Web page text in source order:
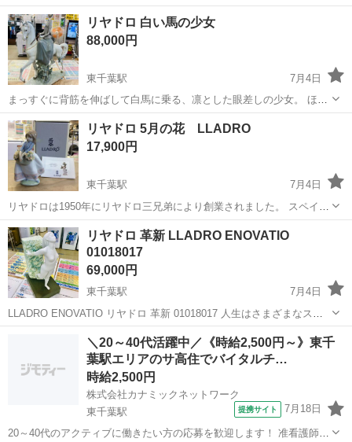
す。 鳩の力強さと柔らかさ、花びら1枚1枚にまでこだわった、美しく
繊細な作りになっています。 LLADRO Petals of Peace Dove...
千葉 千葉市 東千葉駅 インテリア雑貨/小物
リヤドロ 白い馬の少女
88,000円
東千葉駅
7月4日
まっすぐに背筋を伸ばして白馬に乗る、凛とした眼差しの少女。 ほっ
そりとしたフォルムや淡い色彩は1960年代から70年代にかけて確立さ
れ 「リヤドロ・スタイル」としてリヤドロの名を世に知らしめるよう
になった特徴です。 縦に...
千葉 千葉市 東千葉駅 インテリア雑貨/小物
リヤドロ 5月の花 LLADRO
17,900円
東千葉駅
7月4日
リヤドロは1950年にリヤドロ三兄弟により創業されました。 スペイ
ン・バレンシア市にほど近い地中海沿岸のアルマセラ村にある自宅の
中庭に小さな窯を築いたのが始まりです。 ひとつひとつが優美で表情
豊かで、細かい部分ま...
千葉 千葉市 東千葉駅 インテリア雑貨/小物
リヤドロ 革新 LLADRO ENOVATIO
01018017
69,000円
東千葉駅
7月4日
LLADRO ENOVATIO リヤドロ 革新 01018017 人生はさまざまなステ
ージに満ちています。 一つのステージが終わると、次の新しいステー
ジが始まります。 ほとんど気付かないうちに、人は人生の多くのス
東千葉駅 インテリア雑貨/小物 LLADRO
＼20～40代活躍中／《時給2,500円～》東千
葉駅エリアのサ高住でバイタルチ…
時給2,500円
株式会社カナミックネットワーク
東千葉駅
提携サイト 7月18日
20～40代のアクティブに働きたい方の応募を歓迎します！ 准看護師業